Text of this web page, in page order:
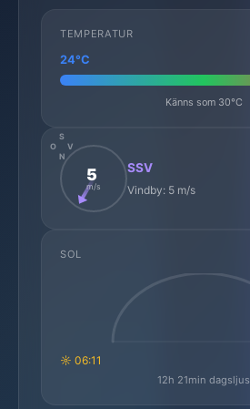
TEMPERATUR
24°C
Känns som 30°C
N
S
O
V
5
m/s
SSV
Vindby: 5 m/s
SOL
☼ 06:11
12h 21min dagsljus